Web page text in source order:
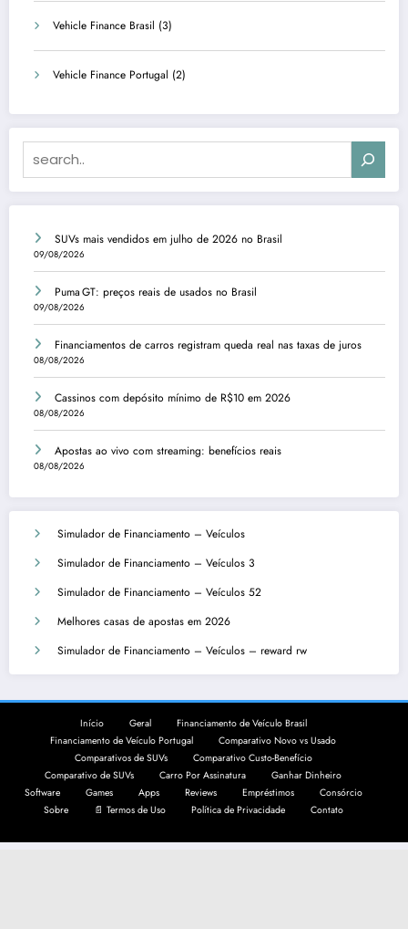
Vehicle Finance Brasil (3)
Vehicle Finance Portugal (2)
SUVs mais vendidos em julho de 2026 no Brasil
09/08/2026
Puma GT: preços reais de usados no Brasil
09/08/2026
Financiamentos de carros registram queda real nas taxas de juros
08/08/2026
Cassinos com depósito mínimo de R$10 em 2026
08/08/2026
Apostas ao vivo com streaming: benefícios reais
08/08/2026
Simulador de Financiamento – Veículos
Simulador de Financiamento – Veículos 3
Simulador de Financiamento – Veículos 52
Melhores casas de apostas em 2026
Simulador de Financiamento – Veículos – reward rw
Início Geral
Financiamento de Veículo Brasil
Financiamento de Veículo Portugal
Comparativo Novo vs Usado
Comparativos de SUVs
Comparativo Custo-Benefício
Comparativo de SUVs
Carro Por Assinatura
Ganhar Dinheiro
Software
Games Apps Reviews Empréstimos
Consórcio
Sobre
📄 Termos de Uso Política de Privacidade Contato